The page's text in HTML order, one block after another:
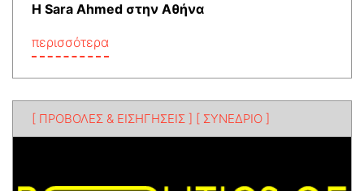
H Sara Ahmed στην Αθήνα
περισσότερα
[ ΠΡΟΒΟΛΕΣ & ΕΙΣΗΓΗΣΕΙΣ ] [ ΣΥΝΕΔΡΙΟ ]